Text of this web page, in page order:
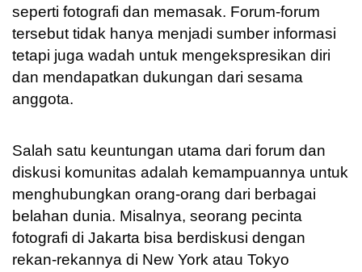
seperti fotografi dan memasak. Forum-forum
tersebut tidak hanya menjadi sumber informasi
tetapi juga wadah untuk mengekspresikan diri
dan mendapatkan dukungan dari sesama
anggota.
Salah satu keuntungan utama dari forum dan
diskusi komunitas adalah kemampuannya untuk
menghubungkan orang-orang dari berbagai
belahan dunia. Misalnya, seorang pecinta
fotografi di Jakarta bisa berdiskusi dengan
rekan-rekannya di New York atau Tokyo